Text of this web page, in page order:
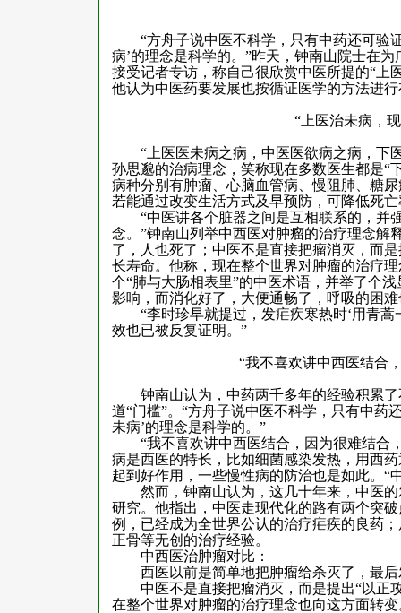
“方舟子说中医不科学，只有中药还可验
病’的理念是科学的。”昨天，钟南山院士在
接受记者专访，称自己很欣赏中医所提的“上
他认为中医药要发展也按循证医学的方法进
“上医治未病，
“上医医未病之病，中医医欲病之病，下
孙思邈的治病理念，笑称现在多数医生都是“
病种分别有肿瘤、心脑血管病、慢阻肺、糖
若能通过改变生活方式及早预防，可降低死
“中医讲各个脏器之间是互相联系的，并
念。”钟南山列举中西医对肿瘤的治疗理念解
了，人也死了；中医不是直接把瘤消灭，而
长寿命。他称，现在整个世界对肿瘤的治疗
个“肺与大肠相表里”的中医术语，并举了个
影响，而消化好了，大便通畅了，呼吸的困
“李时珍早就提过，发疟疾寒热时‘用青
效也已被反复证明。”
“我不喜欢讲中西医结合
钟南山认为，中药两千多年的经验积累
道“门槛”。“方舟子说中医不科学，只有中药
未病’的理念是科学的。”
“我不喜欢讲中西医结合，因为很难结合
病是西医的特长，比如细菌感染发热，用西
起到好作用，一些慢性病的防治也是如此。“
然而，钟南山认为，这几十年来，中医
研究。他指出，中医走现代化的路有两个突
例，已经成为全世界公认的治疗疟疾的良药
正骨等无创的治疗经验。
中西医治肿瘤对比：
西医以前是简单地把肿瘤给杀灭了，最
中医不是直接把瘤消灭，而是提出“以正
在整个世界对肿瘤的治疗理念也向这方面转变